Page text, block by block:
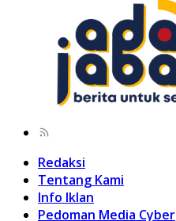
Redaksi
Tentang Kami
Info Iklan
Pedoman Media Cyber